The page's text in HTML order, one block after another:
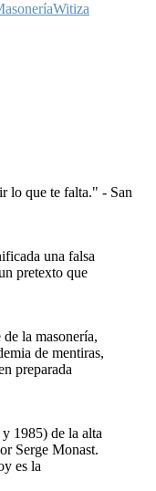
Witiza
lo que te falta." - San
una falsa
pretexto que
la masonería,
de mentiras,
preparada
1985) de la alta
Serge Monast.
es la